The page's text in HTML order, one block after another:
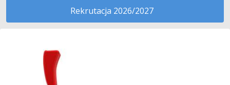
Rekrutacja 2026/2027